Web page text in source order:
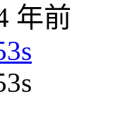
年前